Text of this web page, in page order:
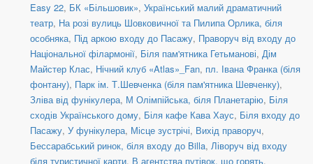
Easy 22, БК «Більшовик», Український малий драматичний
театр, На розі вулиць Шовковичної та Пилипа Орлика, біля
особняка, Під аркою входу до Пасажу, Праворуч від входу до
Національної філармонії, Біля пам'ятника Гетьманові, Дім
Майстер Клас, Нічний клуб «Atlas»_Fan, пл. Івана Франка (біля
фонтану), Парк ім. Т.Шевченка (біля пам'ятника Шевченку),
Зліва від фунікулера, М Олімпійська, біля Планетарію, Біля
сходів Українського дому, Біля кафе Кава Хаус, Біля входу до
Пасажу, У фунікулера, Місце зустрічі, Вихід праворуч,
Бессарабський ринок, біля входу до Billa, Ліворуч від входу
біля туристичної карти, В агентства путівок, що горять,